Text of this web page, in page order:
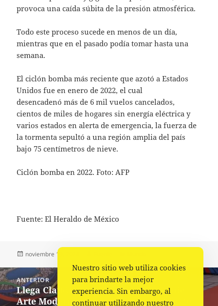
provoca una caída súbita de la presión atmosférica.
Todo este proceso sucede en menos de un día,
mientras que en el pasado podía tomar hasta una
semana.
El ciclón bomba más reciente que azotó a Estados
Unidos fue en enero de 2022, el cual
desencadenó más de 6 mil vuelos cancelados,
cientos de miles de hogares sin energía eléctrica y
varios estados en alerta de emergencia, la fuerza de
la tormenta sepultó a una región amplia del país
bajo 75 centímetros de nieve.
Ciclón bomba en 2022. Foto: AFP
Fuente: El Heraldo de México
Publicado
noviembre 19, 2024
Navegación
de
entradas
ANTERIOR
Entrada
anterior:
Llega Claudia Sheinbaum al Museo de
Arte Moderno para participar en el G20
Nuestro sitio web utiliza cookies
para brindarte la mejor
experiencia. Sin embargo, al
continuar utilizando nuestro